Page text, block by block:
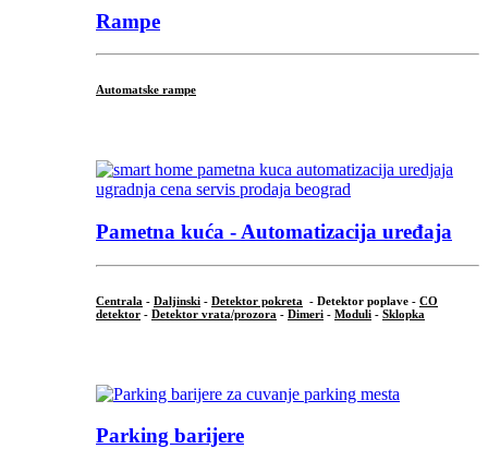
Rampe
Automatske rampe
Pametna kuća - Automatizacija uređaja
Centrala - Daljinski - Detektor pokreta - Detektor poplave - CO
detektor - Detektor vrata/prozora - Dimeri - Moduli - Sklopka
Parking barijere